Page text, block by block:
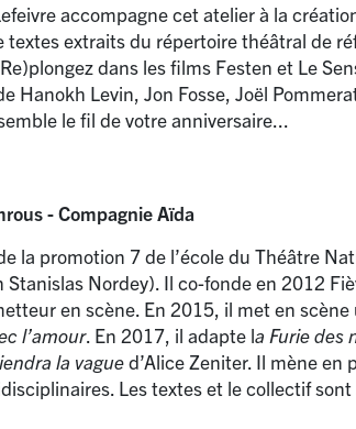
accompagne cet atelier à la
textes extraits du répertoire théâtral de
dans les films Festen et Le
Hanokh Levin, Jon Fosse, Joël
le fil de votre anniversaire...
- Compagnie Aïda
la promotion 7 de l’école du Théâtre
Nordey). Il co-fonde en 2012
en scène. En 2015, il met en scène
l’amour. En 2017, il adapte la Furie des
la vagued’Alice Zeniter. Il mène en
Les textes et le collectif